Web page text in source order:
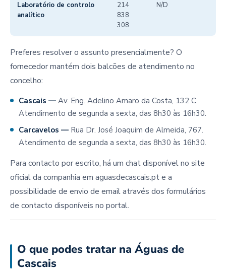
Laboratório de controlo
analítico
214
838
308
N/D
Preferes resolver o assunto presencialmente? O
fornecedor mantém dois balcões de atendimento no
concelho:
Cascais — Av. Eng. Adelino Amaro da Costa, 132 C.
Atendimento de segunda a sexta, das 8h30 às 16h30.
Carcavelos — Rua Dr. José Joaquim de Almeida, 767.
Atendimento de segunda a sexta, das 8h30 às 16h30.
Para contacto por escrito, há um chat disponível no site
oficial da companhia em aguasdecascais.pt e a
possibilidade de envio de email através dos formulários
de contacto disponíveis no portal.
O que podes tratar na Águas de
Cascais